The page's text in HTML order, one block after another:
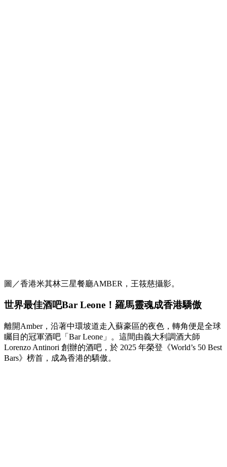
圖／香港米其林三星餐廳AMBER，王筱慈攝影。
世界最佳酒吧Bar Leone！羅馬靈魂成香港驕傲
離開Amber，沿著中環坡道走入蘇豪區的夜色，轉角便是全球
矚目的冠軍酒吧「Bar Leone」。這間由義大利調酒大師
Lorenzo Antinori 創辦的酒吧，於 2025 年榮登《World’s 50 Best
Bars》榜首，成為香港的驕傲。